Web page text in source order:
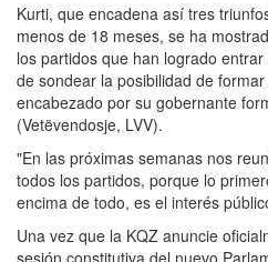
Kurti, que encadena así tres
menos de 18 meses, se ha
los partidos que han logrado
de sondear la posibilidad de
encabezado por su gobernante
(Vetëvendosje, LVV).
"En las próximas semanas nos
todos los partidos, porque lo
encima de todo, es el interés
Una vez que la KQZ anuncie
sesión constitutiva del nuevo